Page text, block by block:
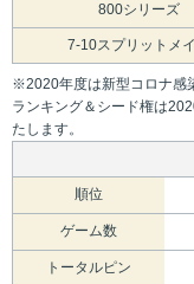
800シリーズ
7-10スプリットメ
※2020年度は新型コロナ感
ランキング＆シード権は
たします。
順位
ゲーム数
トータルピン